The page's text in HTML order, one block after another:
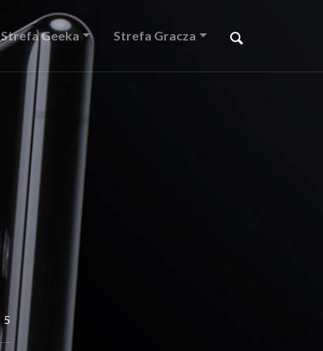
Strefa Geeka Strefa Gracza
5